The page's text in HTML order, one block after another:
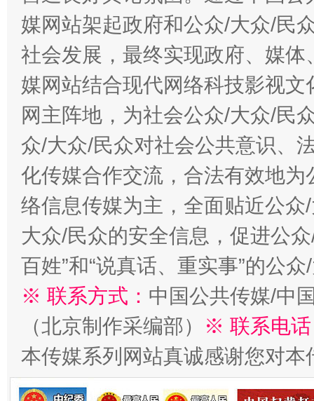
千年窑火 生生不息 一
媒网站架起政府和公众/大众/民
社会发展，最终实现政府、媒
媒网站结合现代网络科技影视
网主阵地，为社会公众/大众/民
众/大众/民众对社会公共意识、
化传媒合作交流，合法有效地
络信息传媒为主，全面贴近公
大众/民众的安全信息，促进公
百姓”和“说真话、重实事”的公
※ 联系方式： 中国公共传媒/中
（北京制作采编部）
※ 联系电
本传媒系列网站真诚感谢您对